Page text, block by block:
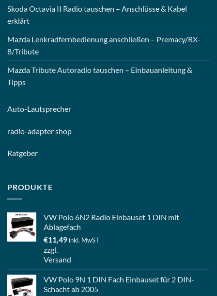
Skoda Octavia II Radio tauschen – Anschlüsse & Kabel
erklärt
Mazda Lenkradfernbedienung anschließen – Premacy/RX-
8/Tribute
Mazda Tribute Autoradio tauschen – Einbauanleitung &
Tipps
Auto-Lautsprecher
radio-adapter shop
Ratgeber
PRODUKTE
VW Polo 6N2 Radio Einbauset 1 DIN mit
Ablagefach
€11,49 inkl. MwST
zzgl.
Versand
VW Polo 9N 1 DIN Fach Einbauset für 2 DIN-
Schacht ab 2005